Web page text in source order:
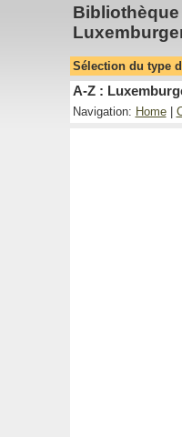
Sélection du type
A-Z :
Navigation: Home|